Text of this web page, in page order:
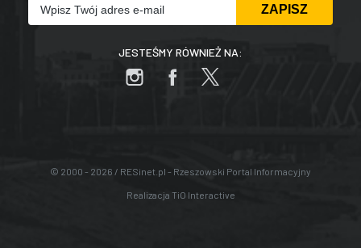
JESTEŚMY RÓWNIEŻ NA:
© 2000 - 2026 / RESinet.pl - Rzeszowski Portal Informacyjny
Realizacja TiO Interactive